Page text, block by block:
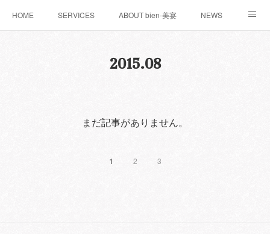
HOME SERVICES ABOUT bien-美宴 NEWS
2015.08
まだ記事がありません。
1 2 3